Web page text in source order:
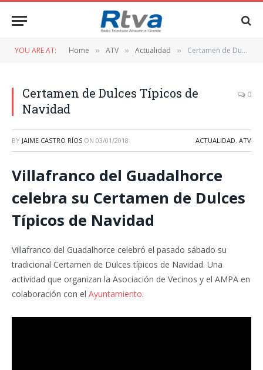
YOU ARE AT: Home » ATV » Actualidad » Certamen de Dulces Típicos de Navidad
Certamen de Dulces Típicos de
Navidad
0
BY JAIME CASTRO RÍOS ON 03/01/2018 ACTUALIDAD, ATV
Villafranco del Guadalhorce
celebra su Certamen de Dulces
Típicos de Navidad
Villafranco del Guadalhorce celebró el pasado sábado su
tradicional Certamen de Dulces típicos de Navidad. Una
actividad que organizan la Asociación de Vecinos y el AMPA en
colaboración con el Ayuntamiento.